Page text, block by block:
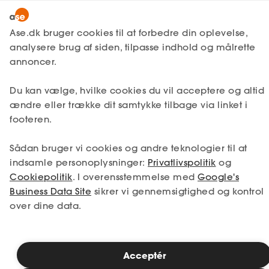
MitAse
Ase Selvstændig
Dokumenter.dk
Lønmodtager
Selvstændig
Inspiration
Kontrakttjek
Barsel
Ned i tid/op i løn?
Forstå din kontrakt
Ase.dk bruger cookies til at forbedre din oplevelse,
analysere brug af siden, tilpasse indhold og målrette
annoncer.
Du kan vælge, hvilke cookies du vil acceptere og altid
ændre eller trække dit samtykke tilbage via linket i
footeren.
Sådan bruger vi cookies og andre teknologier til at
indsamle personoplysninger: Privatlivspolitik og
Cookiepolitik. I overensstemmelse med Google's
Business Data Site sikrer vi gennemsigtighed og kontrol
over dine data.
Acceptér